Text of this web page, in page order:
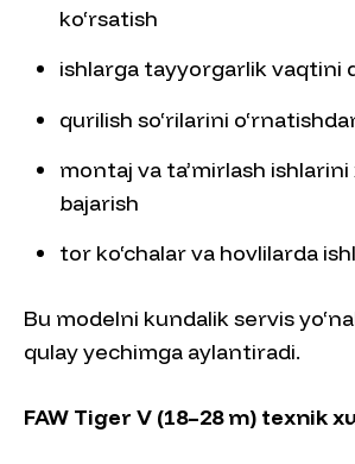
ko‘rsatish
ishlarga tayyorgarlik vaqtini
qurilish so‘rilarini
montaj va ta’mirlash
bajarish
tor ko‘chalar va hovlilarda
Bu modelni kundalik servis
qulay yechimga aylantiradi.
FAW Tiger V (18–28 m) texnik